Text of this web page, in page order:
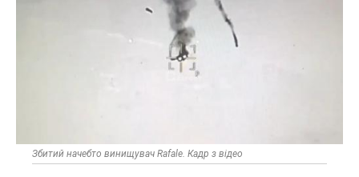
Збитий начебто винищувач Rafale. Кадр з відео